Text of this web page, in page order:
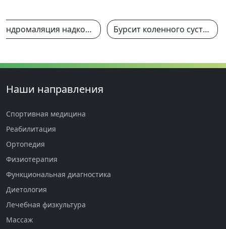
Хондромаляция надколенника Бурсит коленного сустава
Наши направления
Спортивная медицина
Реабилитация
Ортопедия
Физиотерапия
Функциональная диагностика
Диетология
Лечебная физкультура
Массаж